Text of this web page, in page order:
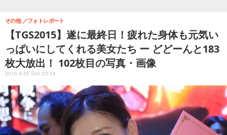
【TGS2015】遂に最終日！疲れた身体も元気い
っぱいにしてくれる美女たち ー どどーんと183
枚大放出！ 102枚目の写真・画像
その他 フォトレポート
2015.9.20 Sun 23:34